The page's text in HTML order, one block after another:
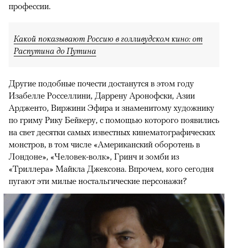
профессии.
Какой показывают Россию в голливудском кино: от
Распутина до Путина
Другие подобные почести достанутся в этом году
Изабелле Росселлини, Даррену Аронофски, Азии
Ардженто, Виржини Эфира и знаменитому художнику
по гриму Рику Бейкеру, с помощью которого появились
на свет десятки самых известных кинематографических
монстров, в том числе «Американский оборотень в
Лондоне», «Человек-волк», Гринч и зомби из
«Триллера» Майкла Джексона. Впрочем, кого сегодня
пугают эти милые ностальгические персонажи?